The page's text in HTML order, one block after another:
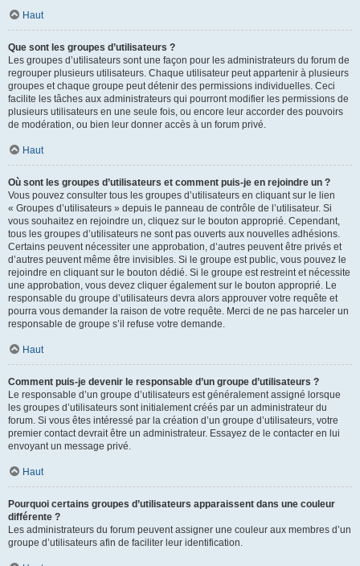
Haut
Que sont les groupes d’utilisateurs ?
Les groupes d’utilisateurs sont une façon pour les administrateurs du forum de
regrouper plusieurs utilisateurs. Chaque utilisateur peut appartenir à plusieurs
groupes et chaque groupe peut détenir des permissions individuelles. Ceci
facilite les tâches aux administrateurs qui pourront modifier les permissions de
plusieurs utilisateurs en une seule fois, ou encore leur accorder des pouvoirs
de modération, ou bien leur donner accès à un forum privé.
Haut
Où sont les groupes d’utilisateurs et comment puis-je en rejoindre un ?
Vous pouvez consulter tous les groupes d’utilisateurs en cliquant sur le lien
« Groupes d’utilisateurs » depuis le panneau de contrôle de l’utilisateur. Si
vous souhaitez en rejoindre un, cliquez sur le bouton approprié. Cependant,
tous les groupes d’utilisateurs ne sont pas ouverts aux nouvelles adhésions.
Certains peuvent nécessiter une approbation, d’autres peuvent être privés et
d’autres peuvent même être invisibles. Si le groupe est public, vous pouvez le
rejoindre en cliquant sur le bouton dédié. Si le groupe est restreint et nécessite
une approbation, vous devez cliquer également sur le bouton approprié. Le
responsable du groupe d’utilisateurs devra alors approuver votre requête et
pourra vous demander la raison de votre requête. Merci de ne pas harceler un
responsable de groupe s’il refuse votre demande.
Haut
Comment puis-je devenir le responsable d’un groupe d’utilisateurs ?
Le responsable d’un groupe d’utilisateurs est généralement assigné lorsque
les groupes d’utilisateurs sont initialement créés par un administrateur du
forum. Si vous êtes intéressé par la création d’un groupe d’utilisateurs, votre
premier contact devrait être un administrateur. Essayez de le contacter en lui
envoyant un message privé.
Haut
Pourquoi certains groupes d’utilisateurs apparaissent dans une couleur
différente ?
Les administrateurs du forum peuvent assigner une couleur aux membres d’un
groupe d’utilisateurs afin de faciliter leur identification.